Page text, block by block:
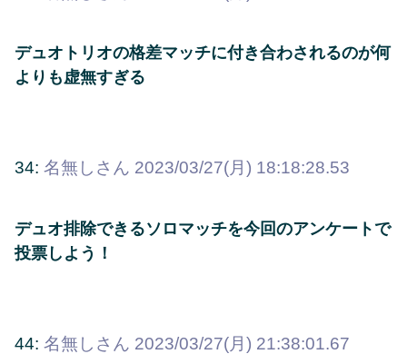
デュオトリオの格差マッチに付き合わされるのが何
よりも虚無すぎる
34: 名無しさん 2023/03/27(月) 18:18:28.53
デュオ排除できるソロマッチを今回のアンケートで
投票しよう！
44: 名無しさん 2023/03/27(月) 21:38:01.67